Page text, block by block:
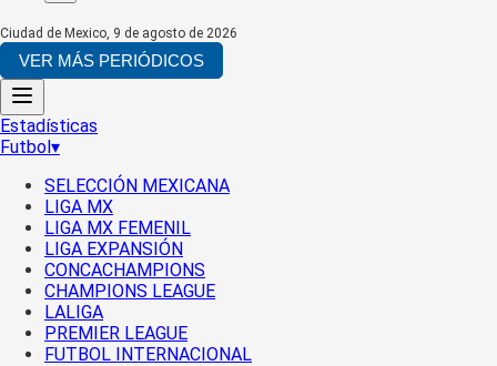
Ciudad de Mexico, 9 de agosto de 2026
VER MÁS PERIÓDICOS
Estadísticas
Futbol▾
SELECCIÓN MEXICANA
LIGA MX
LIGA MX FEMENIL
LIGA EXPANSIÓN
CONCACHAMPIONS
CHAMPIONS LEAGUE
LALIGA
PREMIER LEAGUE
FUTBOL INTERNACIONAL